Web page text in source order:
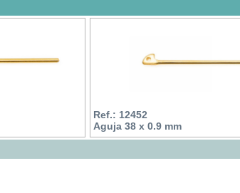
Ref.: 12452
Aguja 38 x 0.9 mm